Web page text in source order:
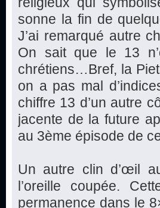
sonne la fin de
J’ai remarqué autre
On sait que le 13
chrétiens…Bref, la
on a pas mal
chiffre 13 d’un autre
jacente de la future
au 3ème épisode de
Un autre clin d’œil
l’oreille coupée.
permanence dans le